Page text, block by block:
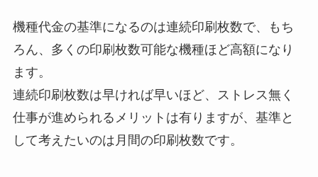
機種代金の基準になるのは連続印刷枚数で、もち
ろん、多くの印刷枚数可能な機種ほど高額になり
ます。
連続印刷枚数は早ければ早いほど、ストレス無く
仕事が進められるメリットは有りますが、基準と
して考えたいのは月間の印刷枚数です。